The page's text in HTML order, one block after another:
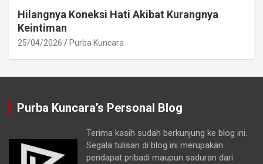
Hilangnya Koneksi Hati Akibat Kurangnya
Keintiman
25/04/2026 Purba Kuncara
Purba Kuncara’s Personal Blog
Terima kasih sudah berkunjung ke blog ini.
Segala tulisan di blog ini merupakan
pendapat pribadi maupun saduran dari